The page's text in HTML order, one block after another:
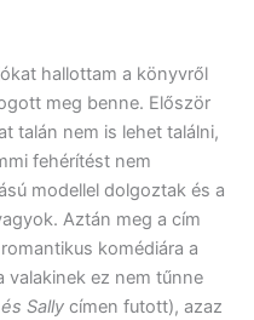
hallottam a könyvről
meg benne. Először
talán nem is lehet találni,
fehérítést nem
modellel dolgoztak és a
Aztán meg a cím
komédiára a
valakinek ez nem tűnne
Sally címen futott), azaz